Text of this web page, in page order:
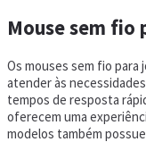
Mouse sem fio
Os mouses sem fio
atender às
tempos de resposta
oferecem uma
modelos também